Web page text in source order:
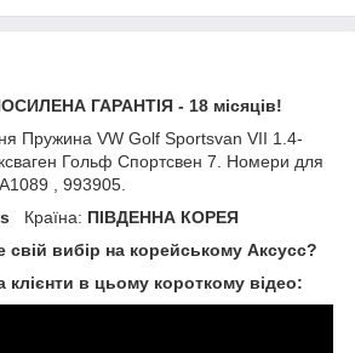
ГАРАНТІЯ - 18 місяців!
VW Golf Sportsvan VII 1.4-
Гольф Спортсвен 7. Номери для
, 993905.
Країна: ПІВДЕННА КОРЕЯ
вибір на корейському Аксусс?
клієнти в цьому короткому відео: